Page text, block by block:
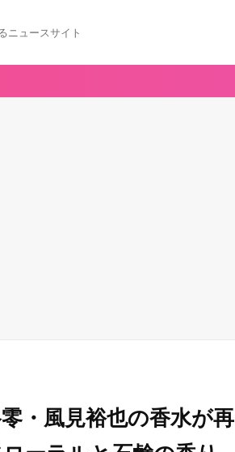
ニュースサイト
・風見裕也の香水が再